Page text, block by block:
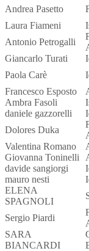
Andrea Pasetto
Laura Fiameni
Antonio Petrogalli
Giancarlo Turati
Paola Carè
Francesco Esposto
Ambra Fasoli
daniele gazzorelli
Dolores Duka
Valentina Romano
Giovanna Toninelli
davide sangiorgi
mauro nesti
ELENA
SPAGNOLI
Sergio Piardi
SARA
BIANCARDI